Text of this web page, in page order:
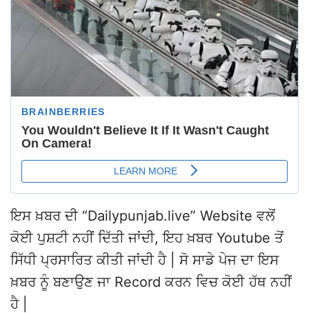
ਇਸ ਖ਼ਬਰ ਦੀ “Dailypunjab.live” Website ਵਲੋਂ
ਕੋਈ ਪੁਸ਼ਟੀ ਨਹੀਂ ਦਿੱਤੀ ਜਾਂਦੀ, ਇਹ ਖ਼ਬਰ Youtube ਤੋਂ
ਸਿੱਧੀ ਪ੍ਰਸਾਰਿਤ ਕੀਤੀ ਜਾਂਦੀ ਹੈ | ਸੋ ਸਾਡੇ ਪੇਜ ਦਾ ਇਸ
ਖ਼ਬਰ ਨੂੰ ਬਣਾਉਣ ਜਾ Record ਕਰਨ ਵਿਚ ਕੋਈ ਹੱਥ ਨਹੀਂ
ਹੈ |